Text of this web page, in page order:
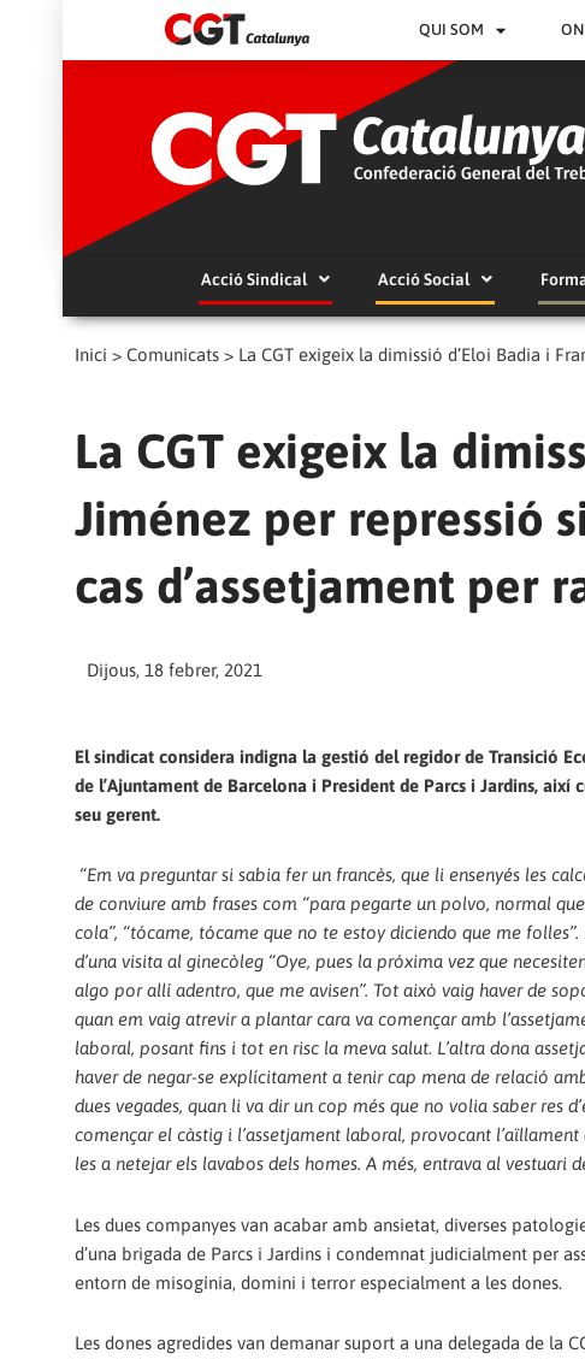
QUI SOM
Acció Sindical Acció Social
Inici > Comunicats > La CGT exigeix la dimissió d’Eloi Badia i
La CGT exigeix la
Jiménez per repressió
cas d’assetjament per
Dijous, 18 febrer, 2021
El sindicat considera indigna la gestió del regidor de Transició
de l’Ajuntament de Barcelona i President de Parcs i Jardins, així
seu gerent.
“Em va preguntar si sabia fer un francès, que li ensenyés les
de conviure amb frases com “para pegarte un polvo, normal
cola”, “tócame, tócame que no te estoy diciendo que me folles”.
d’una visita al ginecòleg “Oye, pues la próxima vez que
algo por allí adentro, que me avisen”. Tot això vaig haver de
quan em vaig atrevir a plantar cara va començar amb
laboral, posant fins i tot en risc la meva salut. L’altra dona
haver de negar-se explícitament a tenir cap mena de relació
dues vegades, quan li va dir un cop més que no volia saber res
començar el càstig i l’assetjament laboral, provocant
les a netejar els lavabos dels homes. A més, entrava al vestuari
Les dues companyes van acabar amb ansietat, diverses
d’una brigada de Parcs i Jardins i condemnat judicialment per
entorn de misogínia, domini i terror especialment a les dones.
Les dones agredides van demanar suport a una delegada de la